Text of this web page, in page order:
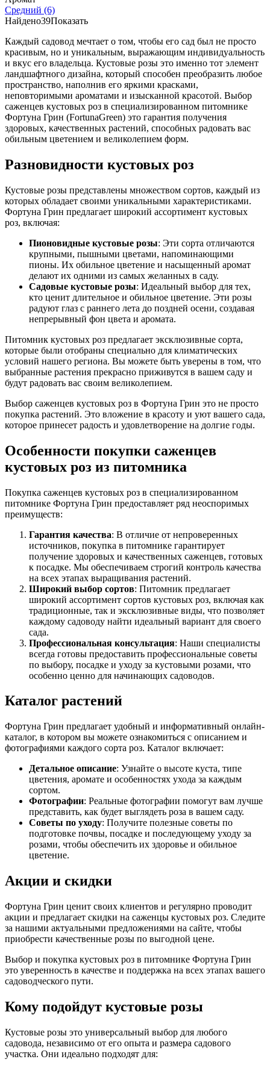
Средний (6)
Найдено39Показать
Каждый садовод мечтает о том, чтобы его сад был не просто
красивым, но и уникальным, выражающим индивидуальность
и вкус его владельца. Кустовые розы это именно тот элемент
ландшафтного дизайна, который способен преобразить любое
пространство, наполнив его яркими красками,
неповторимыми ароматами и изысканной красотой. Выбор
саженцев кустовых роз в специализированном питомнике
Фортуна Грин (FortunaGreen) это гарантия получения
здоровых, качественных растений, способных радовать вас
обильным цветением и великолепием форм.
Разновидности кустовых роз
Кустовые розы представлены множеством сортов, каждый из
которых обладает своими уникальными характеристиками.
Фортуна Грин предлагает широкий ассортимент кустовых
роз, включая:
Пионовидные кустовые розы: Эти сорта отличаются
крупными, пышными цветами, напоминающими
пионы. Их обильное цветение и насыщенный аромат
делают их одними из самых желанных в саду.
Садовые кустовые розы: Идеальный выбор для тех,
кто ценит длительное и обильное цветение. Эти розы
радуют глаз с раннего лета до поздней осени, создавая
непрерывный фон цвета и аромата.
Питомник кустовых роз предлагает эксклюзивные сорта,
которые были отобраны специально для климатических
условий нашего региона. Вы можете быть уверены в том, что
выбранные растения прекрасно приживутся в вашем саду и
будут радовать вас своим великолепием.
Выбор саженцев кустовых роз в Фортуна Грин это не просто
покупка растений. Это вложение в красоту и уют вашего сада,
которое принесет радость и удовлетворение на долгие годы.
Особенности покупки саженцев
кустовых роз из питомника
Покупка саженцев кустовых роз в специализированном
питомнике Фортуна Грин предоставляет ряд неоспоримых
преимуществ:
Гарантия качества: В отличие от непроверенных
источников, покупка в питомнике гарантирует
получение здоровых и качественных саженцев, готовых
к посадке. Мы обеспечиваем строгий контроль качества
на всех этапах выращивания растений.
Широкий выбор сортов: Питомник предлагает
широкий ассортимент сортов кустовых роз, включая как
традиционные, так и эксклюзивные виды, что позволяет
каждому садоводу найти идеальный вариант для своего
сада.
Профессиональная консультация: Наши специалисты
всегда готовы предоставить профессиональные советы
по выбору, посадке и уходу за кустовыми розами, что
особенно ценно для начинающих садоводов.
Каталог растений
Фортуна Грин предлагает удобный и информативный онлайн-
каталог, в котором вы можете ознакомиться с описанием и
фотографиями каждого сорта роз. Каталог включает:
Детальное описание: Узнайте о высоте куста, типе
цветения, аромате и особенностях ухода за каждым
сортом.
Фотографии: Реальные фотографии помогут вам лучше
представить, как будет выглядеть роза в вашем саду.
Советы по уходу: Получите полезные советы по
подготовке почвы, посадке и последующему уходу за
розами, чтобы обеспечить их здоровье и обильное
цветение.
Акции и скидки
Фортуна Грин ценит своих клиентов и регулярно проводит
акции и предлагает скидки на саженцы кустовых роз. Следите
за нашими актуальными предложениями на сайте, чтобы
приобрести качественные розы по выгодной цене.
Выбор и покупка кустовых роз в питомнике Фортуна Грин
это уверенность в качестве и поддержка на всех этапах вашего
садоводческого пути.
Кому подойдут кустовые розы
Кустовые розы это универсальный выбор для любого
садовода, независимо от его опыта и размера садового
участка. Они идеально подходят для: